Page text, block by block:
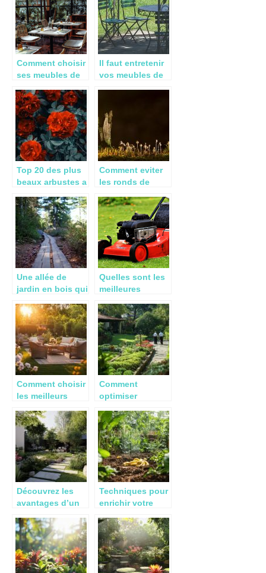
Comment choisir
ses meubles de
Il faut entretenir
vos meubles de
Top 20 des plus
beaux arbustes a
Comment eviter
les ronds de
Une allée de
jardin en bois qui
votre extérieur
Quelles sont les
meilleures
gazon moins
cher en 2022?
Comment choisir
les meilleurs
jardin pour
sublimer votre
extérieur
Comment
optimiser
votre jardin près
de Buron avec
des experts
certifiés
Découvrez les
avantages d’un
professionnel à
Angers pour
votre espace
extérieur
Techniques pour
enrichir votre
pouvoir
insoupçonné des
pelures de
banane